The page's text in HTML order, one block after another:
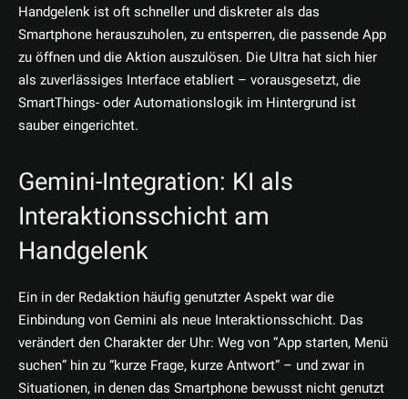
Handgelenk ist oft schneller und diskreter als das
Smartphone herauszuholen, zu entsperren, die passende App
zu öffnen und die Aktion auszulösen. Die Ultra hat sich hier
als zuverlässiges Interface etabliert – vorausgesetzt, die
SmartThings- oder Automationslogik im Hintergrund ist
sauber eingerichtet.
Gemini-Integration: KI als
Interaktionsschicht am
Handgelenk
Ein in der Redaktion häufig genutzter Aspekt war die
Einbindung von Gemini als neue Interaktionsschicht. Das
verändert den Charakter der Uhr: Weg von “App starten, Menü
suchen” hin zu “kurze Frage, kurze Antwort” – und zwar in
Situationen, in denen das Smartphone bewusst nicht genutzt